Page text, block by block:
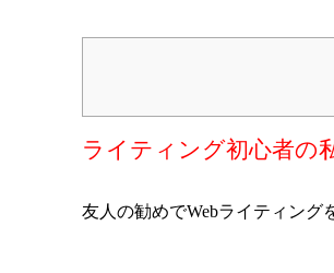
ライティング初心者の
友人の勧めでWebライティング